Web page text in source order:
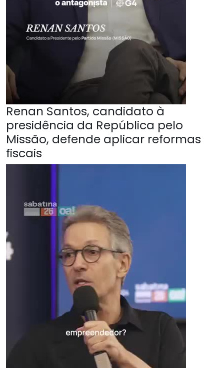
Renan Santos, candidato à
presidência da República pelo
Missão, defende aplicar reformas
fiscais